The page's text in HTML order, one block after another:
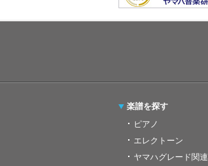
楽譜を探す
ピアノ
エレクトーン
ヤマハグレード関連